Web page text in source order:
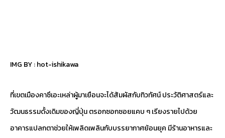
IMG BY :hot-ishikawa
ที่เขตเมืองคาซึเอะเหล่าผู้มาเยือนจะได้สัมผัสกับทิวทัศน์ ประวัติศาสตร์และ
วัฒนธรรมดั้งเดิมของญี่ปุ่น ตรอกซอกซอยแคบ ๆ เรียงรายไปด้วย
อาคารแปลกตาช่วยให้เพลิดเพลินกับบรรยากาศย้อนยุค มีร้านอาหารและ